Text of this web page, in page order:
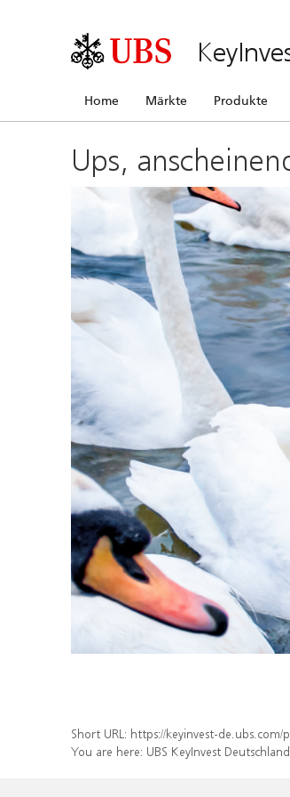
Home Märkte Produkte
Ups,
Short URL: https://keyinvest-
You are here: UBS KeyInvest Deutschland